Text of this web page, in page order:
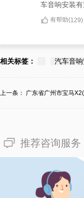
车音响安装有
有帮助(129)
相关标签： 汽车音
上一条： 广东省广州市宝马
推荐咨询服务